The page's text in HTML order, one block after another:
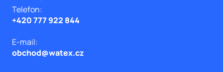
Telefon:
+420 777 922 844
E-mail:
obchod@watex.cz